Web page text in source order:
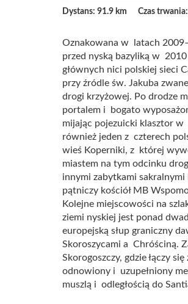
Dystans: 91.9 km Czas
Oznakowana w latach
przed nyską bazyliką w
głównych nici polskiej sieci
przy źródle św. Jakuba
drogi krzyżowej. Po drodze
portalem i bogato
mijając pojezuicki klasztor
również jeden z czterech
wieś Koperniki, z której
miastem na tym odcinku
innymi zabytkami
pątniczy kościół MB
Kolejne miejscowości na
ziemi nyskiej jest ponad
europejską słup graniczny
Skoroszycami a Chróściną.
Skorogoszczy, gdzie łączy
odnowiony i uzupełniony
muszlą i odległością do